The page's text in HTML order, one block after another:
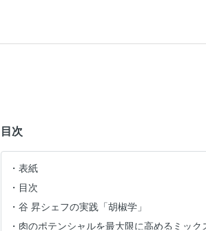
目次
表紙
目次
谷 昇シェフの実践「胡椒学」
肉のポテンシャルを最大限に高めるミック